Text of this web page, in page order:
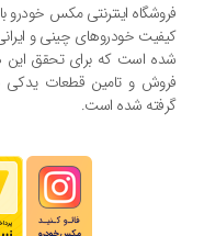
فروشگاه اینترنتی مکس خودرو
کیفیت خودروهای چینی و
فروش و تامین قطعات
گرفته شده است.